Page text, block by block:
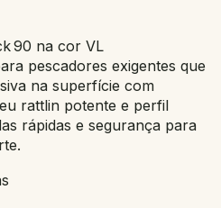
90 na cor VL
pescadores exigentes que
na superfície com
rattlin potente e perfil
rápidas e segurança para